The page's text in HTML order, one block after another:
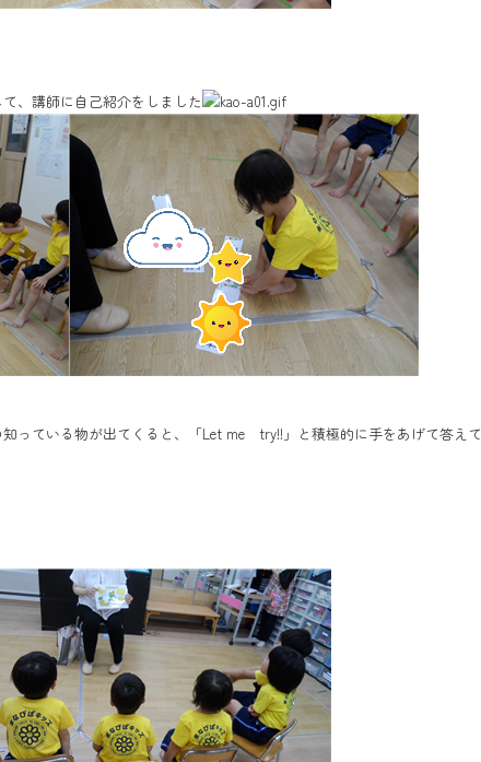
、講師に自己紹介をしました
っている物が出てくると、「Let me try!!」と積極的に手をあげて答えて